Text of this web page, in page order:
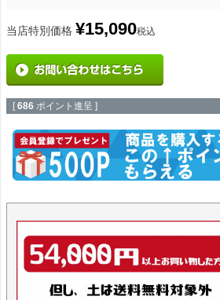
当店特別価格 ¥15,090税込
[ 686 ポイント進呈 ]